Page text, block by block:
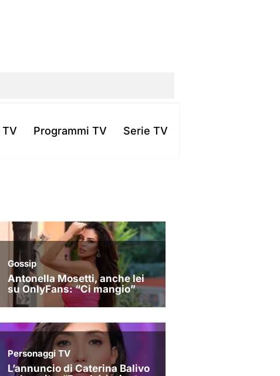
TV Programmi TV Serie TV